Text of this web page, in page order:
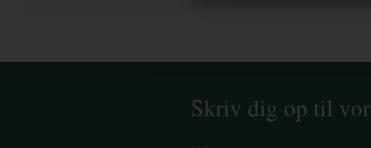
Skriv dig op til